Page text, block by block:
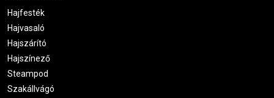
Hajfesték
Hajvasaló
Hajszárító
Hajszínező
Steampod
Szakállvágó